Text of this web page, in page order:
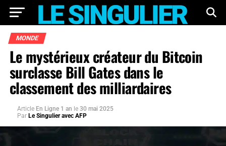
MONDE
Le mystérieux créateur du Bitcoin
surclasse Bill Gates dans le
classement des milliardaires
Article En Ligne 1 an le 30 mai 2025
Par Le Singulier avec AFP